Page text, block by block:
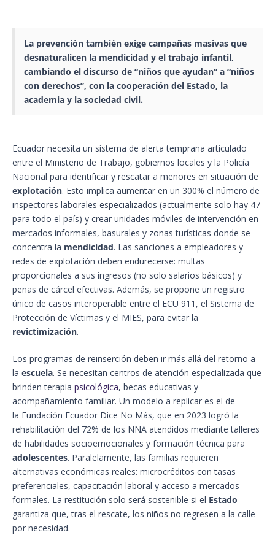
La prevención también exige campañas masivas que
desnaturalicen la mendicidad y el trabajo infantil,
cambiando el discurso de “niños que ayudan” a “niños
con derechos”, con la cooperación del Estado, la
academia y la sociedad civil.
Ecuador necesita un sistema de alerta temprana articulado
entre el Ministerio de Trabajo, gobiernos locales y la Policía
Nacional para identificar y rescatar a menores en situación de
explotación. Esto implica aumentar en un 300% el número de
inspectores laborales especializados (actualmente solo hay 47
para todo el país) y crear unidades móviles de intervención en
mercados informales, basurales y zonas turísticas donde se
concentra la mendicidad. Las sanciones a empleadores y
redes de explotación deben endurecerse: multas
proporcionales a sus ingresos (no solo salarios básicos) y
penas de cárcel efectivas. Además, se propone un registro
único de casos interoperable entre el ECU 911, el Sistema de
Protección de Víctimas y el MIES, para evitar la
revictimización.
Los programas de reinserción deben ir más allá del retorno a
la escuela. Se necesitan centros de atención especializada que
brinden terapia psicológica, becas educativas y
acompañamiento familiar. Un modelo a replicar es el de
la Fundación Ecuador Dice No Más, que en 2023 logró la
rehabilitación del 72% de los NNA atendidos mediante talleres
de habilidades socioemocionales y formación técnica para
adolescentes. Paralelamente, las familias requieren
alternativas económicas reales: microcréditos con tasas
preferenciales, capacitación laboral y acceso a mercados
formales. La restitución solo será sostenible si el Estado
garantiza que, tras el rescate, los niños no regresen a la calle
por necesidad.